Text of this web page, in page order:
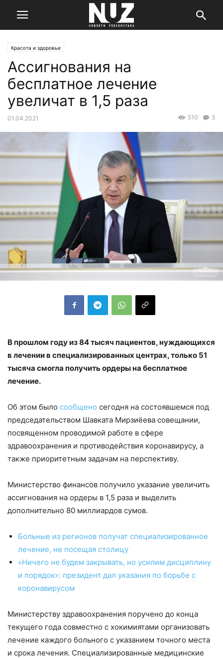
Красота и здоровье
Ассигнования на
бесплатное лечение
увеличат в 1,5 раза
01.04.2021 3
510
В прошлом году из 84 тысяч пациентов, нуждающихся
в лечении в специализированных центрах, только 51
тысяча смогла получить ордеры на бесплатное
лечение.
Об этом было сообщено сегодня на состоявшемся под
председательством Шавката Мирзиёева совещании,
посвященном проводимой работе в сфере
здравоохранения и противодействия коронавирусу, а
также приоритетным задачам на перспективу.
Министерство финансов получило указание увеличить
ассигнования на ордеры в 1,5 раза и выделить
дополнительно 80 миллиардов сумов.
Больные из регионов получат специализированное
лечение, не посещая столицу
«Ничего не будем закрывать, но усилим дисциплину
и порядок»: президент дал указания по борьбе с
коронавирусом
Министерству здравоохранения поручено до конца
текущего года совместно с хокимиятами организовать
лечение каждого больного с указанием точного места
и срока лечения. Специализированные медицинские